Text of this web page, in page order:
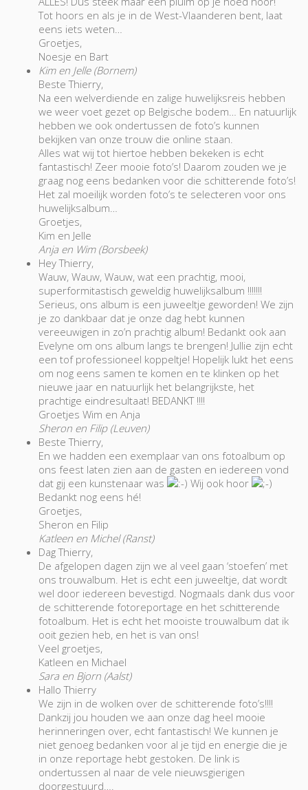
Tot hoors en als je in de West-Vlaanderen bent, laat
eens iets weten…
Groetjes,
Noesje en Bart
Kim en Jelle (Bornem)
Beste Thierry,
Na een welverdiende en zalige huwelijksreis hebben
we weer voet gezet op Belgische bodem… En natuurlijk
hebben we ook ondertussen de foto’s kunnen
bekijken van onze trouw die online staan.
Alles wat wij tot hiertoe hebben bekeken is echt
fantastisch! Zeer mooie foto’s! Daarom zouden we je
graag nog eens bedanken voor die schitterende foto’s!
Het zal moeilijk worden foto’s te selecteren voor ons
huwelijksalbum…
Groetjes,
Kim en Jelle
Anja en Wim (Borsbeek)
Hey Thierry,
Wauw, Wauw, Wauw, wat een prachtig, mooi,
superformitastisch geweldig huwelijksalbum !!!!!!!
Serieus, ons album is een juweeltje geworden! We zijn
je zo dankbaar dat je onze dag hebt kunnen
vereeuwigen in zo’n prachtig album! Bedankt ook aan
Evelyne om ons album langs te brengen! Jullie zijn echt
een tof professioneel koppeltje! Hopelijk lukt het eens
om nog eens samen te komen en te klinken op het
nieuwe jaar en natuurlijk het belangrijkste, het
prachtige eindresultaat! BEDANKT !!!!
Groetjes Wim en Anja
Sheron en Filip (Leuven)
Beste Thierry,
En we hadden een exemplaar van ons fotoalbum op
ons feest laten zien aan de gasten en iedereen vond
dat gij een kunstenaar was
Wij ook hoor
Bedankt nog eens hé!
Groetjes,
Sheron en Filip
Katleen en Michel (Ranst)
Dag Thierry,
De afgelopen dagen zijn we al veel gaan ‘stoefen’ met
ons trouwalbum. Het is echt een juweeltje, dat wordt
wel door iedereen bevestigd. Nogmaals dank dus voor
de schitterende fotoreportage en het schitterende
fotoalbum. Het is echt het mooiste trouwalbum dat ik
ooit gezien heb, en het is van ons!
Veel groetjes,
Katleen en Michael
Sara en Bjorn (Aalst)
Hallo Thierry
We zijn in de wolken over de schitterende foto’s!!!!
Dankzij jou houden we aan onze dag heel mooie
herinneringen over, echt fantastisch! We kunnen je
niet genoeg bedanken voor al je tijd en energie die je
in onze reportage hebt gestoken. De link is
ondertussen al naar de vele nieuwsgierigen
doorgestuurd….